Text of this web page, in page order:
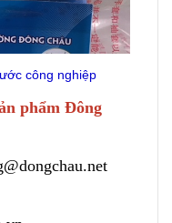
công nghiệp
phẩm Đông